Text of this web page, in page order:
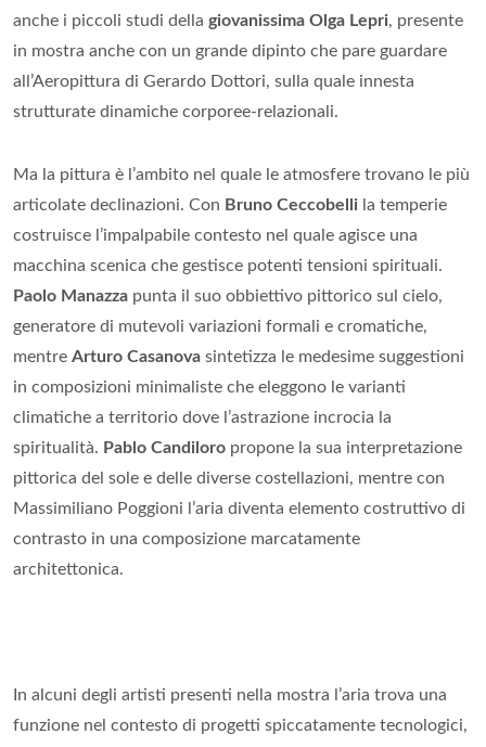
anche i piccoli studi della giovanissima Olga Lepri, presente
in mostra anche con un grande dipinto che pare guardare
all’Aeropittura di Gerardo Dottori, sulla quale innesta
strutturate dinamiche corporee-relazionali.
Ma la pittura è l’ambito nel quale le atmosfere trovano le più
articolate declinazioni. Con Bruno Ceccobelli la temperie
costruisce l’impalpabile contesto nel quale agisce una
macchina scenica che gestisce potenti tensioni spirituali.
Paolo Manazza punta il suo obbiettivo pittorico sul cielo,
generatore di mutevoli variazioni formali e cromatiche,
mentre Arturo Casanova sintetizza le medesime suggestioni
in composizioni minimaliste che eleggono le varianti
climatiche a territorio dove l’astrazione incrocia la
spiritualità. Pablo Candiloro propone la sua interpretazione
pittorica del sole e delle diverse costellazioni, mentre con
Massimiliano Poggioni l’aria diventa elemento costruttivo di
contrasto in una composizione marcatamente
architettonica.
In alcuni degli artisti presenti nella mostra l’aria trova una
funzione nel contesto di progetti spiccatamente tecnologici,